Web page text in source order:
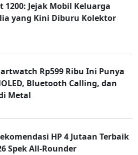
1200: Jejak Mobil Keluarga
yang Kini Diburu Kolektor
Rp599 Ribu Ini Punya
Bluetooth Calling, dan
Metal
HP 4 Jutaan Terbaik
Spek All-Rounder